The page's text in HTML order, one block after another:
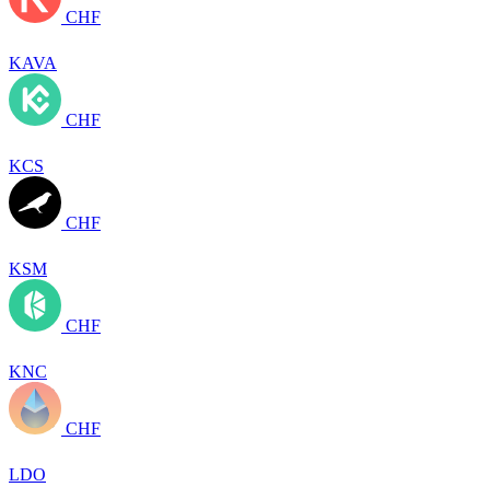
CHF
KAVA
CHF
KCS
CHF
KSM
CHF
KNC
CHF
LDO